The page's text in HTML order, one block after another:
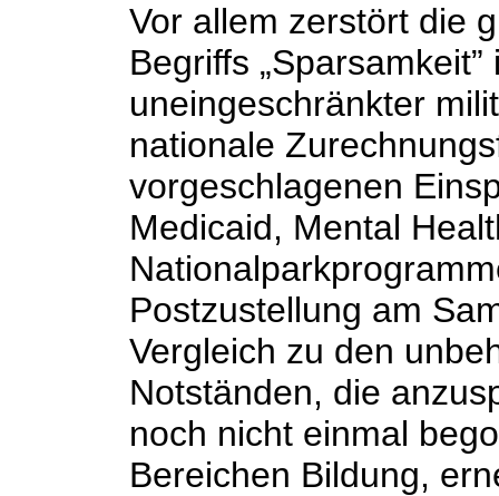
Vor allem zerstört die
Begriffs
uneingeschränkter
nationale
vorgeschlagenen
Medicaid, Mental
Postzustellung am
Vergleich zu den
Notständen, die
noch nicht einmal
Bereichen Bildung,